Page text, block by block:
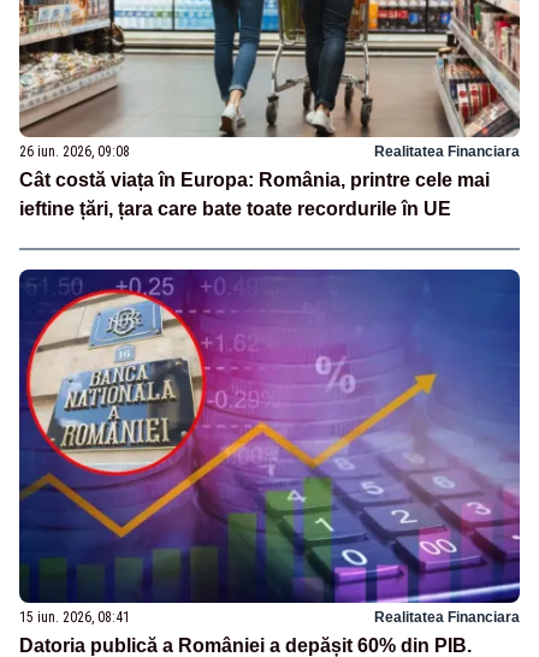
26 iun. 2026, 09:08 Realitatea Financiara
Cât costă viața în Europa: România, printre cele mai
ieftine țări, țara care bate toate recordurile în UE
15 iun. 2026, 08:41 Realitatea Financiara
Datoria publică a României a depășit 60% din PIB.